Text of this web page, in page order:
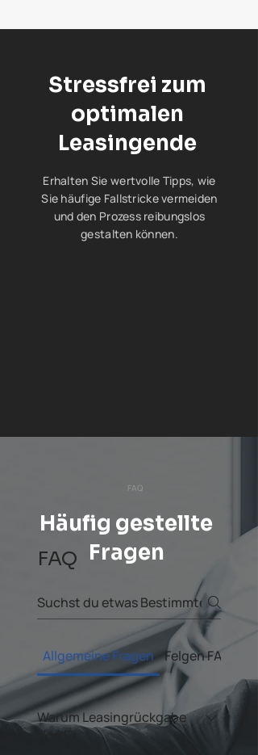
Stressfrei zum
optimalen
Leasingende
Erhalten Sie wertvolle Tipps, wie
Sie häufige Fallstricke vermeiden
und den Prozess reibungslos
gestalten können.
FAQ
Häufig gestellte
Fragen
FAQ
Allgemeine Fragen Felgen FAQ
Warum Leasingrückgabe
Nord?